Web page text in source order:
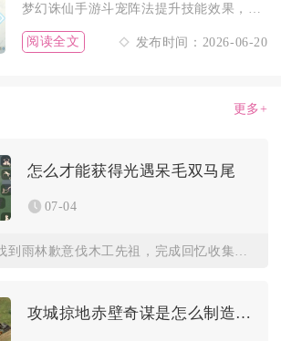
梦幻诛仙手游斗宠阵法提升技能效果，核心在于阵法等级强化、站位...
阅读全文 发布时间：2026-06-20
更多+
怎么才能获得光遇呆毛双马尾
07-04
攻城掠地赤壁奇谋是怎么制造出来的